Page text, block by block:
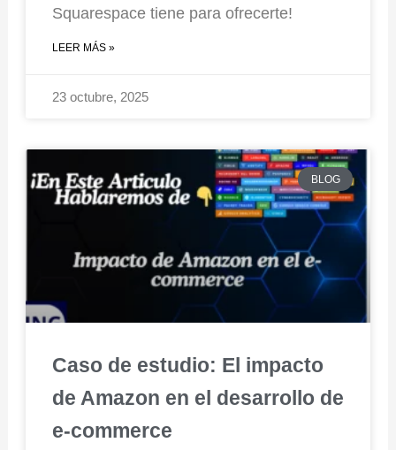
Squarespace tiene para ofrecerte!
LEER MÁS »
23 octubre, 2025
BLOG
Caso de estudio: El impacto
de Amazon en el desarrollo de
e-commerce